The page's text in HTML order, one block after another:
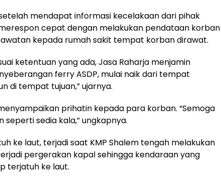
mendapat informasi kecelakaan dari pihak
merespon cepat dengan melakukan pendataan korban
kepada rumah sakit tempat korban dirawat.
ketentuan yang ada, Jasa Raharja menjamin
ferry ASDP, mulai naik dari tempat
di tempat tujuan,” ujarnya.
prihatin kepada para korban. “Semoga
sedia kala,” ungkapnya.
ke laut, terjadi saat KMP Shalem tengah melakukan
pergerakan kapal sehingga kendaraan yang
terjatuh ke laut.